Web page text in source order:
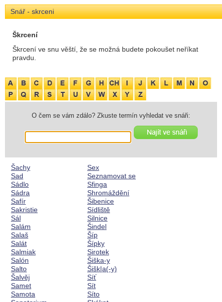
Snář - skrceni
Škrcení
Škrcení ve snu věští, že se možná budete pokoušet neříkat
pravdu.
O čem se vám zdálo? Zkuste termín vyhledat ve snáři:
Šachy
Sad
Sádlo
Sádra
Safír
Sakristie
Sál
Salám
Salaš
Salát
Salmiak
Salón
Salto
Šalvěj
Samet
Samota
Sex
Seznamovat se
Sfinga
Shromáždění
Šibenice
Sídliště
Silnice
Šindel
Šíp
Šípky
Sirotek
Šiška-y
Šišk|a(-y)
Síť
Sít
Síto